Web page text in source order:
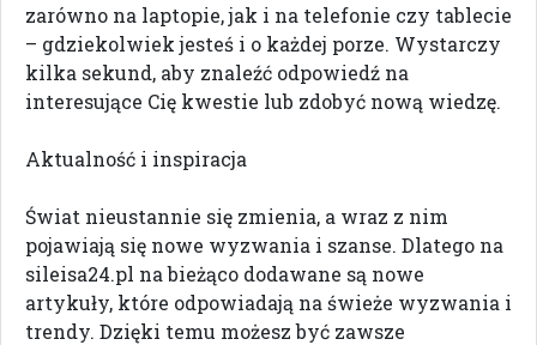
zarówno na laptopie, jak i na telefonie czy tablecie
– gdziekolwiek jesteś i o każdej porze. Wystarczy
kilka sekund, aby znaleźć odpowiedź na
interesujące Cię kwestie lub zdobyć nową wiedzę.
Aktualność i inspiracja
Świat nieustannie się zmienia, a wraz z nim
pojawiają się nowe wyzwania i szanse. Dlatego na
sileisa24.pl na bieżąco dodawane są nowe
artykuły, które odpowiadają na świeże wyzwania i
trendy. Dzięki temu możesz być zawsze